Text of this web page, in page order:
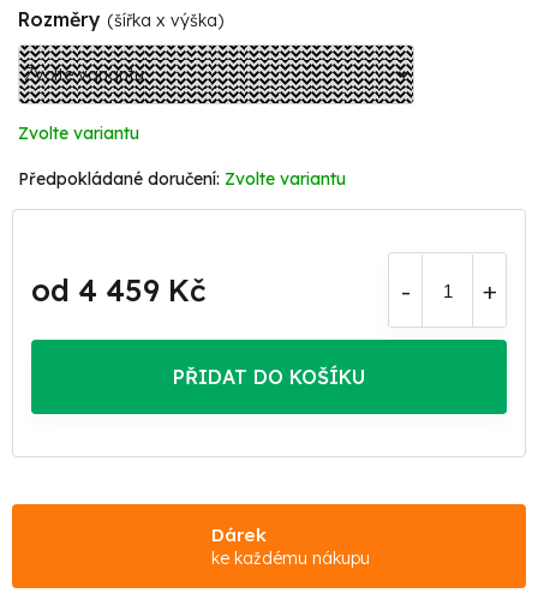
Rozměry (šířka x výška)
Zvolte variantu
Zvolte variantu
od 4 459 Kč
cena:
PŘIDAT DO KOŠÍKU
Dárek
ke každému nákupu